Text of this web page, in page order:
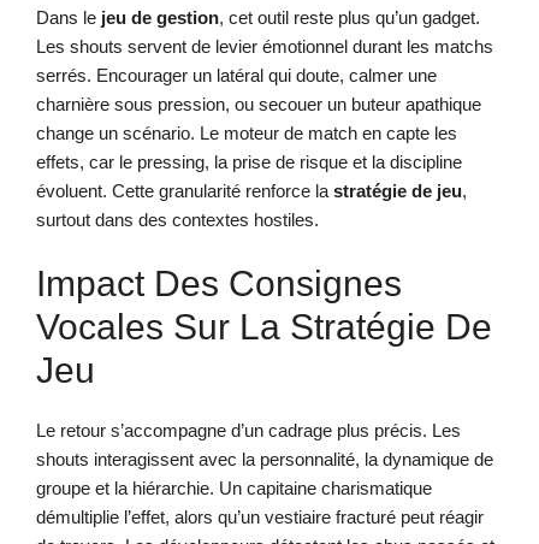
Dans le jeu de gestion, cet outil reste plus qu’un gadget.
Les shouts servent de levier émotionnel durant les matchs
serrés. Encourager un latéral qui doute, calmer une
charnière sous pression, ou secouer un buteur apathique
change un scénario. Le moteur de match en capte les
effets, car le pressing, la prise de risque et la discipline
évoluent. Cette granularité renforce la stratégie de jeu,
surtout dans des contextes hostiles.
Impact Des Consignes
Vocales Sur La Stratégie De
Jeu
Le retour s’accompagne d’un cadrage plus précis. Les
shouts interagissent avec la personnalité, la dynamique de
groupe et la hiérarchie. Un capitaine charismatique
démultiplie l’effet, alors qu’un vestiaire fracturé peut réagir